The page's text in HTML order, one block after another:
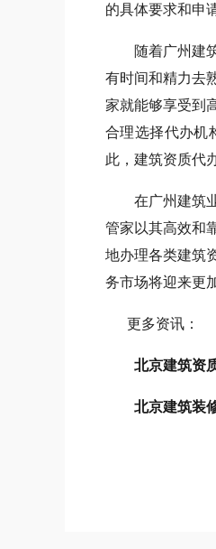
的具体要求和申
随着广州建筑
有时间和精力去
家就能够享受到
合理选择代办机
此，建筑资质代
在广州建筑业
管家以其高效和
地办理各类建筑
务市场将迎来更
更多资讯：
北京建筑资
北京建筑装